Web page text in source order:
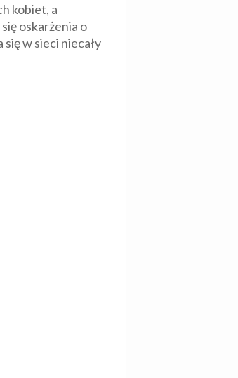
kobiet, a
oskarżenia o
w sieci niecały